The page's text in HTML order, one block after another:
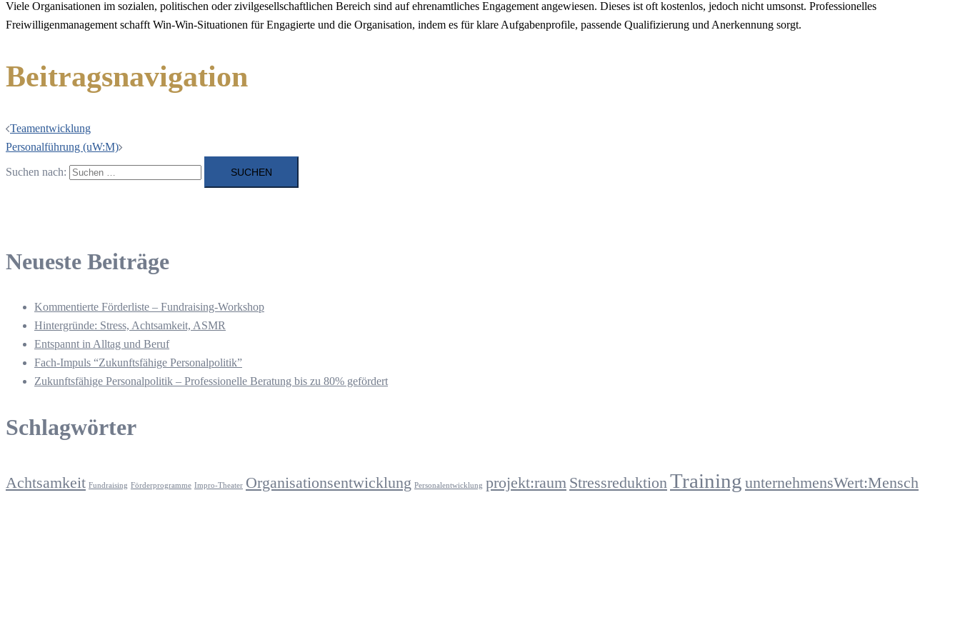
Viele Organisationen im sozialen, politischen oder zivilgesellschaftlichen Bereich sind auf ehrenamtliches Engagement angewiesen. Dieses ist oft kostenlos, jedoch nicht umsonst. Professionelles
Freiwilligenmanagement schafft Win-Win-Situationen für Engagierte und die Organisation, indem es für klare Aufgabenprofile, passende Qualifizierung und Anerkennung sorgt.
Beitragsnavigation
Teamentwicklung
Personalführung (uW:M)
Suchen nach:
Neueste Beiträge
Kommentierte Förderliste – Fundraising-Workshop
Hintergründe: Stress, Achtsamkeit, ASMR
Entspannt in Alltag und Beruf
Fach-Impuls “Zukunftsfähige Personalpolitik”
Zukunftsfähige Personalpolitik – Professionelle Beratung bis zu 80% gefördert
Schlagwörter
Achtsamkeit Fundraising Förderprogramme Impro-Theater Organisationsentwicklung Personalentwicklung projekt:raum StressreduktionTraining unternehmensWert:Mensch